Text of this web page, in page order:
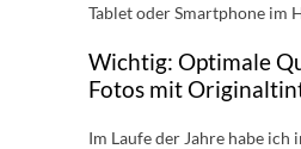
Tablet oder Smartphone im
Wichtig: Optimale
Fotos mit
Im Laufe der Jahre habe ich